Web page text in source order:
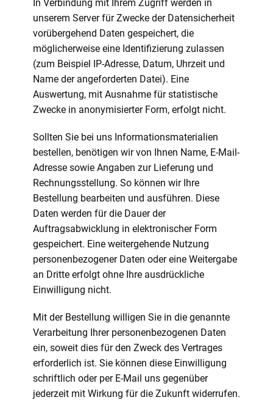
In Verbindung mit Ihrem Zugriff werden in
unserem Server für Zwecke der Datensicherheit
vorübergehend Daten gespeichert, die
möglicherweise eine Identifizierung zulassen
(zum Beispiel IP-Adresse, Datum, Uhrzeit und
Name der angeforderten Datei). Eine
Auswertung, mit Ausnahme für statistische
Zwecke in anonymisierter Form, erfolgt nicht.
Sollten Sie bei uns Informationsmaterialien
bestellen, benötigen wir von Ihnen Name, E-Mail-
Adresse sowie Angaben zur Lieferung und
Rechnungsstellung. So können wir Ihre
Bestellung bearbeiten und ausführen. Diese
Daten werden für die Dauer der
Auftragsabwicklung in elektronischer Form
gespeichert. Eine weitergehende Nutzung
personenbezogener Daten oder eine Weitergabe
an Dritte erfolgt ohne Ihre ausdrückliche
Einwilligung nicht.
Mit der Bestellung willigen Sie in die genannte
Verarbeitung Ihrer personenbezogenen Daten
ein, soweit dies für den Zweck des Vertrages
erforderlich ist. Sie können diese Einwilligung
schriftlich oder per E-Mail uns gegenüber
jederzeit mit Wirkung für die Zukunft widerrufen.